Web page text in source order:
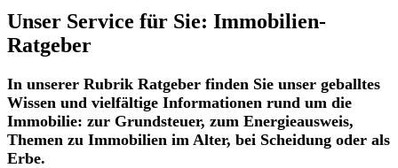
Unser Service für Sie: Immobilien-
Ratgeber
In unserer Rubrik Ratgeber finden Sie unser geballtes
Wissen und vielfältige Informationen rund um die
Immobilie: zur Grundsteuer, zum Energieausweis,
Themen zu Immobilien im Alter, bei Scheidung oder als
Erbe.